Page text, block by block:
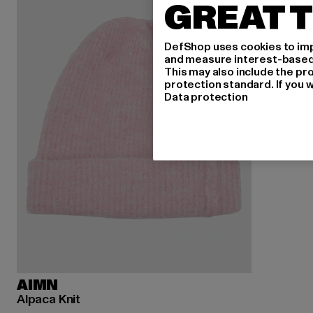
AIMN
Alpaca Knit
GREAT
DefShop uses cookies to
and measure interest-
This may also include the
protection standard. If you
Data protection